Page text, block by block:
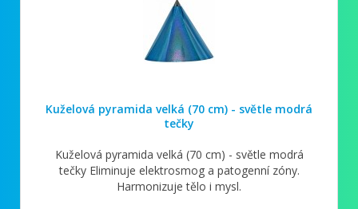
Kuželová pyramida velká (70 cm) - světle modrá
tečky
Kuželová pyramida velká (70 cm) - světle modrá
tečky Eliminuje elektrosmog a patogenní zóny.
Harmonizuje tělo i mysl.